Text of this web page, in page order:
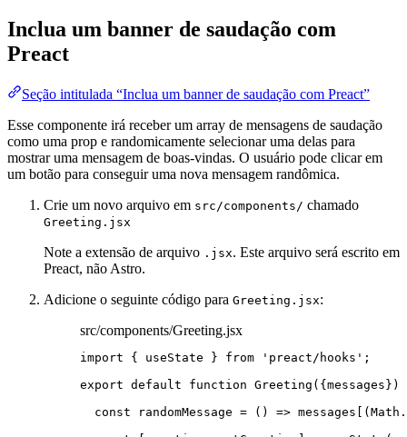
Inclua um banner de saudação com
Preact
Seção intitulada “Inclua um banner de saudação com Preact”
Esse componente irá receber um array de mensagens de saudação
como uma prop e randomicamente selecionar uma delas para
mostrar uma mensagem de boas-vindas. O usuário pode clicar em
um botão para conseguir uma nova mensagem randômica.
Crie um novo arquivo em src/components/ chamado
Greeting.jsx
Note a extensão de arquivo .jsx. Este arquivo será escrito em
Preact, não Astro.
Adicione o seguinte código para Greeting.jsx:
src/components/Greeting.jsx
import { useState } from ' preact/hooks ' ;
export default function Greeting ( {messages} )
const
randomMessage = () => messages [(Math .